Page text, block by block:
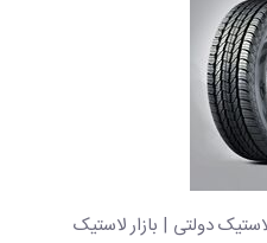
دولتی | بازار لاستیک